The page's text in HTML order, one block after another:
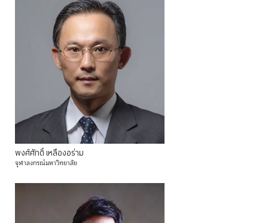
พงศ์ศักดิ์ เหลืองอร่าม
จุฬาลงกรณ์มหาวิทยาลัย